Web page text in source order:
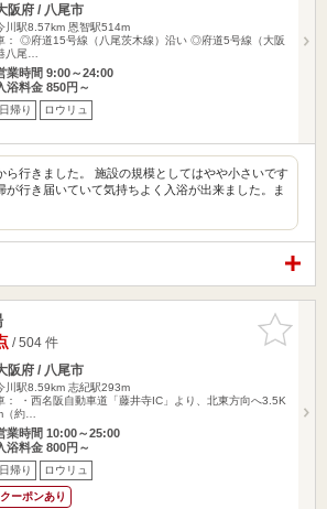
阪府 / 八尾市
川駅8.57km 恩智駅514m
： ◎府道15号線（八尾茨木線）沿い ◎府道5号線（大阪
八尾…
業時間 9:00～24:00
浴料金 850円～
日帰り ロウリュ
ら行きました。 施設の規模としてはやや小さいです
が行き届いていて気持ちよく入浴が出来ました。ま
お気に入
りに追加
/ 504 件
阪府 / 八尾市
川駅8.59km 志紀駅293m
： ・西名阪自動車道「藤井寺IC」より、北東方向へ3.5K
（約…
業時間 10:00～25:00
浴料金 800円～
日帰り ロウリュ
クーポンあり